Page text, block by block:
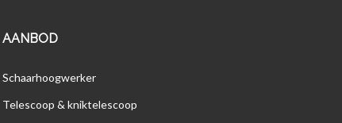
AANBOD
Schaarhoogwerker
Telescoop & kniktelescoop